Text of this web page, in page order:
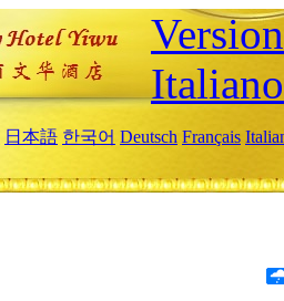
Italiano
日本語 한국어 Deutsch Français